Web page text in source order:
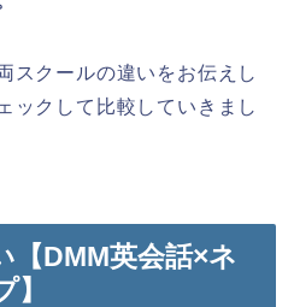
スクールの違いをお伝えし
ックして比較していきまし
【DMM英会話×ネ